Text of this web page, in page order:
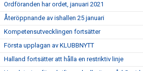
Ordföranden har ordet, januari 2021
Återöppnande av ishallen 25 januari
Kompetensutvecklingen fortsätter
Första upplagan av KLUBBNYTT
Halland fortsätter att hålla en restriktiv linje